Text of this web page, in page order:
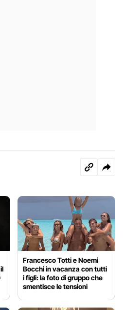
Francesco Totti e Noemi
Bocchi in vacanza con tutti
i figli: la foto di gruppo che
smentisce le tensioni